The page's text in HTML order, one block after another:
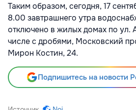
Таким образом, сегодня, 17
8.00 завтрашнего утра
отключено в жилых домах по ул.
числе с дробями, Московский
Мирон Костин, 24.
Подпишитесь на новости